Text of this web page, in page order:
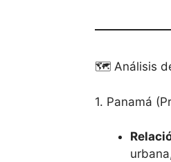
🗺️ Análisis
1. Panamá